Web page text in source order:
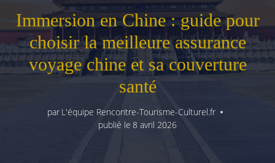
Immersion en Chine : guide pour
choisir la meilleure assurance
voyage chine et sa couverture
santé
par L'équipe Rencontre-Tourisme-Culturel.fr
publié le 8 avril 2026